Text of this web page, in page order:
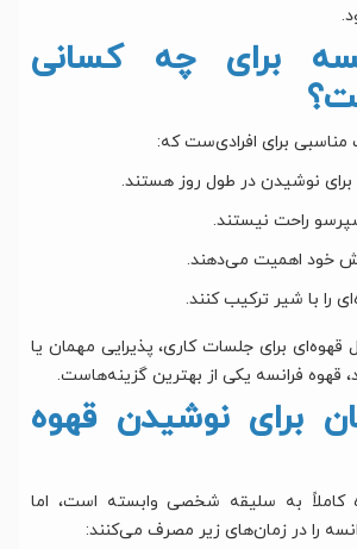
برای چه کسانی
مناسبی برای افرادی‌ست که:
برای نوشیدن در طول روز هستند.
راحت نیستند.
خود اهمیت می‌دهند.
را با شیر ترکیب کنند.
قهوه‌ای برای جلسات کاری، پذیرایی مهمان یا
فرانسه یکی از بهترین گزینه‌هاست.
برای نوشیدن قهوه
کاملاً به سلیقه شخصی وابسته است، اما
را در زمان‌های زیر مصرف می‌کنند: